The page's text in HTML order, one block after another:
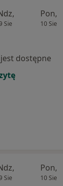
Sie
Pon,
10 Sie
dostępne
Sie
Pon,
10 Sie